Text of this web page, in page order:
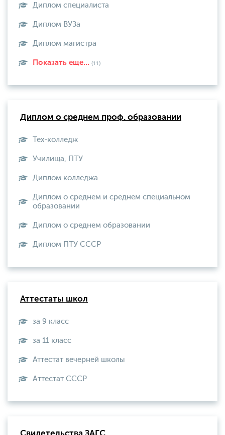
Диплом специалиста
Диплом ВУЗа
Диплом магистра
Показать еще... (11)
Диплом о среднем проф. образовании
Тех-колледж
Училища, ПТУ
Диплом колледжа
Диплом о среднем и среднем специальном
образовании
Диплом о среднем образовании
Диплом ПТУ СССР
Аттестаты школ
за 9 класс
за 11 класс
Аттестат вечерней школы
Aттестат СССР